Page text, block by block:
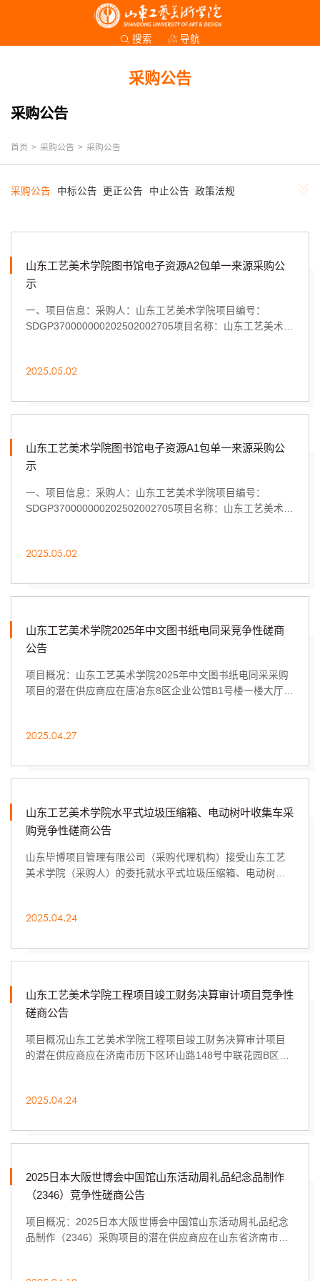
搜索 导航
采购公告
采购公告
首页 > 采购公告 > 采购公告
采购公告 中标公告 更正公告 中止公告 政策法规
山东工艺美术学院图书馆电子资源A2包单一来源采购公
示
一、项目信息：采购人：山东工艺美术学院项目编号：
SDGP370000000202502002705项目名称：山东工艺美术学
2025.05.02
山东工艺美术学院图书馆电子资源A1包单一来源采购公
示
一、项目信息：采购人：山东工艺美术学院项目编号：
SDGP370000000202502002705项目名称：山东工艺美术学
2025.05.02
山东工艺美术学院2025年中文图书纸电同采竞争性磋商
公告
项目概况：山东工艺美术学院2025年中文图书纸电同采采购
项目的潜在供应商应在唐冶东8区企业公馆B1号楼一楼大厅
2025.04.27
山东工艺美术学院水平式垃圾压缩箱、电动树叶收集车采
购竞争性磋商公告
山东毕博项目管理有限公司（采购代理机构）接受山东工艺
美术学院（采购人）的委托就水平式垃圾压缩箱、电动树叶
2025.04.24
山东工艺美术学院工程项目竣工财务决算审计项目竞争性
磋商公告
项目概况山东工艺美术学院工程项目竣工财务决算审计项目
的潜在供应商应在济南市历下区环山路148号中联花园B区南
2025.04.24
2025日本大阪世博会中国馆山东活动周礼品纪念品制作
（2346）竞争性磋商公告
项目概况：2025日本大阪世博会中国馆山东活动周礼品纪念
品制作（2346）采购项目的潜在供应商应在山东省济南市市